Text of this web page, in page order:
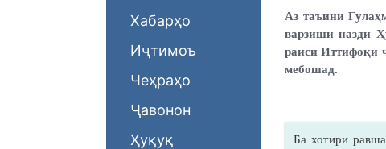
Хабарҳо
Иҷтимоъ
Чеҳраҳо
Ҷавонон
Ҳуқуқ
Аз таъини
варзиши назди
раиси Иттифоқи
мебошад.
Ба хотири